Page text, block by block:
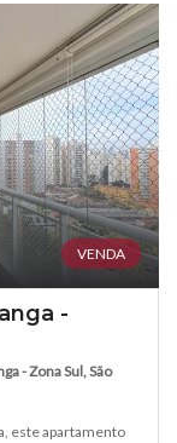
VENDA
-
- Zona Sul, São
este apartamento